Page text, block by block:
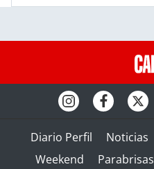
Diario Perfil Noticias
Weekend
Parabrisas